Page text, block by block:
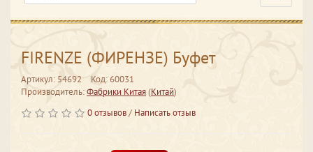
FIRENZE (ФИРЕНЗЕ) Буфет
Артикул: 54692
Код: 60031
Производитель:Фабрики Китая(Китай)
0 отзывов/ Написать отзыв